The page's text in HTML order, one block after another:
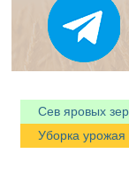
Сев яровых
Уборка урожая